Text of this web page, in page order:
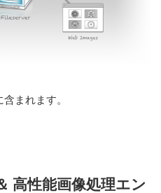
まれます。
高性能画像処理エン